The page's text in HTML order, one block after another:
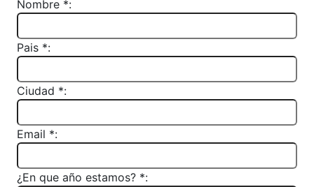
Nombre *:
Pais *:
Ciudad *:
Email *:
¿En que año estamos? *: